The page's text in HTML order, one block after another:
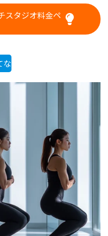
スタジオ料金ペ
な